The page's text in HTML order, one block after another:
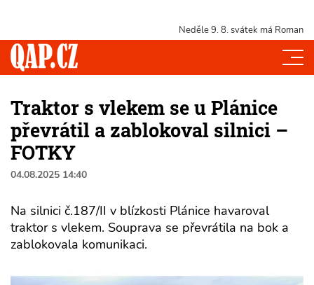
Neděle 9. 8. svátek má Roman
Traktor s vlekem se u Plánice
převrátil a zablokoval silnici –
FOTKY
04.08.2025 14:40
Na silnici č.187/II v blízkosti Plánice havaroval
traktor s vlekem. Souprava se převrátila na bok a
zablokovala komunikaci.